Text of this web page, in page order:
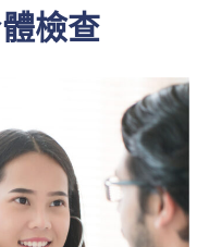
檢查